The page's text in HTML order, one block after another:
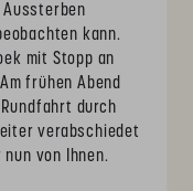
Aussterben
kann.
mit Stopp an
frühen Abend
durch
verabschiedet
von Ihnen.